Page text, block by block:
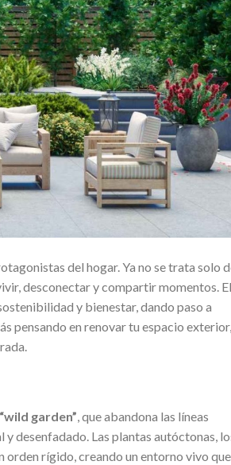
del hogar. Ya no se trata solo
desconectar y compartir momentos. El
y bienestar, dando paso a
pensando en renovar tu espacio exterior,
garden”, que abandona las líneas
desenfadado. Las plantas autóctonas,
orden rígido, creando un entorno vivo que